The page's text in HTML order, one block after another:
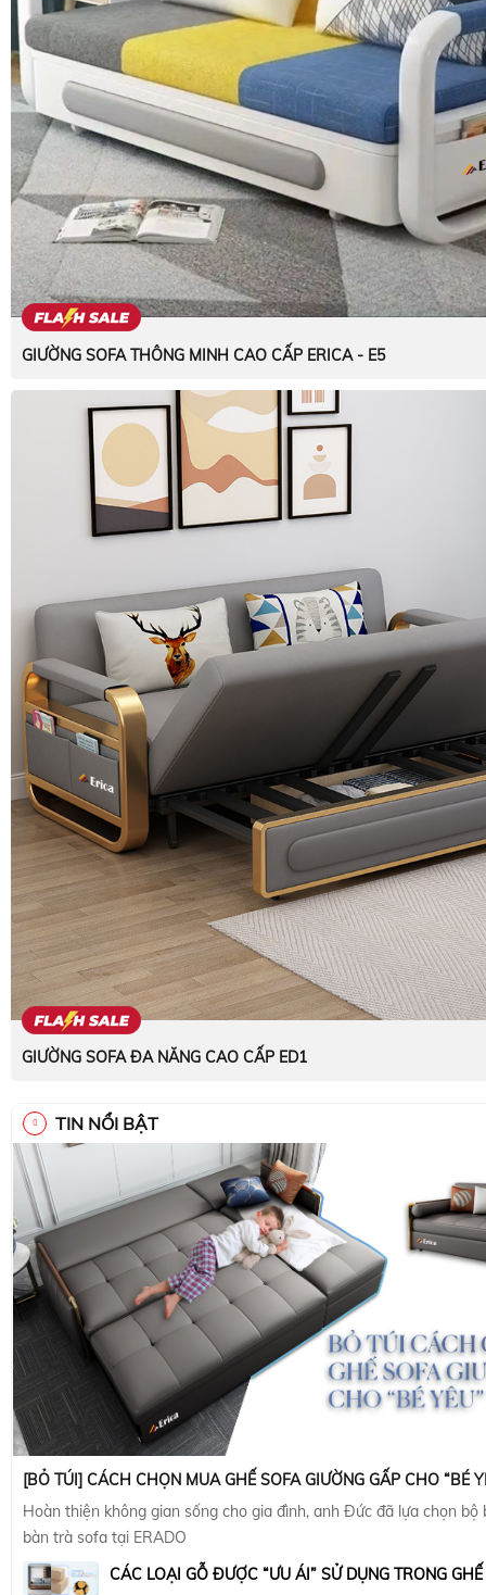
GIƯỜNG SOFA THÔNG MINH CAO CẤP ERICA - E5
GIƯỜNG SOFA ĐA NĂNG CAO CẤP ED1
TIN NỔI BẬT
[BỎ TÚI] CÁCH CHỌN MUA GHẾ SOFA GIƯỜNG GẤP CHO “BÉ
Hoàn thiện không gian sống cho gia đình, anh Đức đã lựa chọn bộ
bàn trà sofa tại ERADO
CÁC LOẠI GỖ ĐƯỢC “ƯU ÁI” SỬ DỤNG TRONG